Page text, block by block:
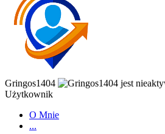
Gringos1404
Użytkownik
O Mnie
...